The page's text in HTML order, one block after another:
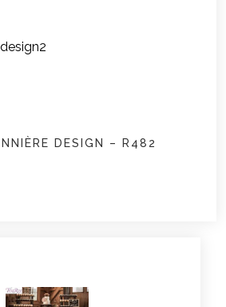
DESIGN – R482